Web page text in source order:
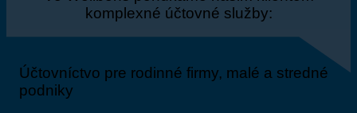
komplexné účtovné služby:
Účtovníctvo pre rodinné firmy, malé a stredné
podniky